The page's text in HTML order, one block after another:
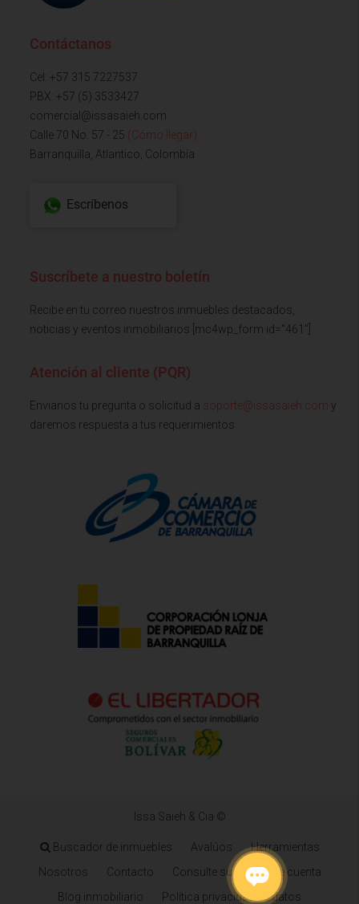
Contáctanos
Cel: +57 315 7227537
PBX: +57 (5) 3533427
comercial@issasaieh.com
Calle 70 No. 57 - 25 (Cómo llegar)
Barranquilla, Atlantico, Colombia
Escríbenos
Suscríbete a nuestro boletín
Recibe en tu correo nuestros inmuebles destacados,
noticias y eventos inmobiliarios [mc4wp_form id="461"]
Atención al cliente (PQR)
Envianos tu pregunta o solicitud a soporte@issasaieh.com y
daremos respuesta a tus requerimientos
Issa Saieh & Cia ©
Buscador de inmuebles Avalúos
Herramientas
Nosotros
Contacto
Consulte su estado de cuenta
Blog inmobiliario
Política privacidad de datos